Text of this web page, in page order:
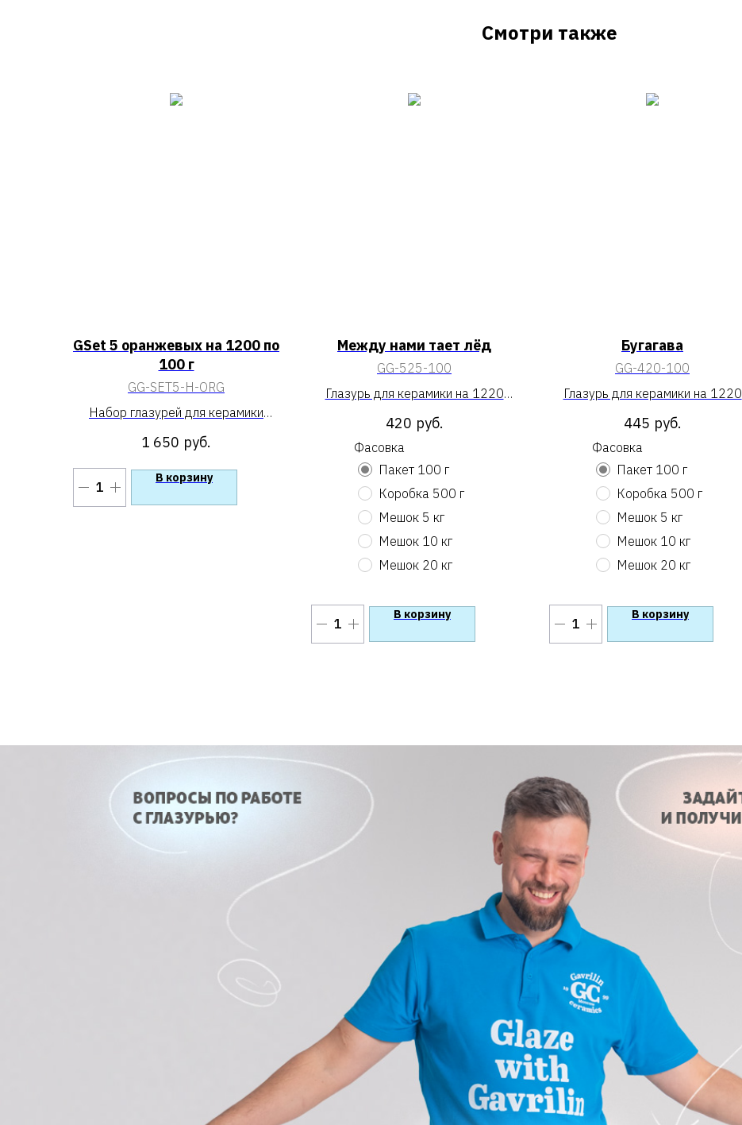
Смотри также
GSet 5 оранжевых на 1200 по
100 г
GG-SET5-H-ORG
Набор глазурей для керамики
«GSet 5 оранжевых на 1200 по
100 г»
1 650 руб.
В корзину
Между нами тает лёд
GG-525-100
Глазурь для керамики на 1220
«Между нами тает лёд»
420 руб.
Фасовка
Пакет 100 г
Коробка 500 г
Мешок 5 кг
Мешок 10 кг
Мешок 20 кг
В корзину
Бугагава
GG-420-100
Глазурь для керамики на 1220
«Бугагава»
445 руб.
Фасовка
Пакет 100 г
Коробка 500 г
Мешок 5 кг
Мешок 10 кг
Мешок 20 кг
В корзину